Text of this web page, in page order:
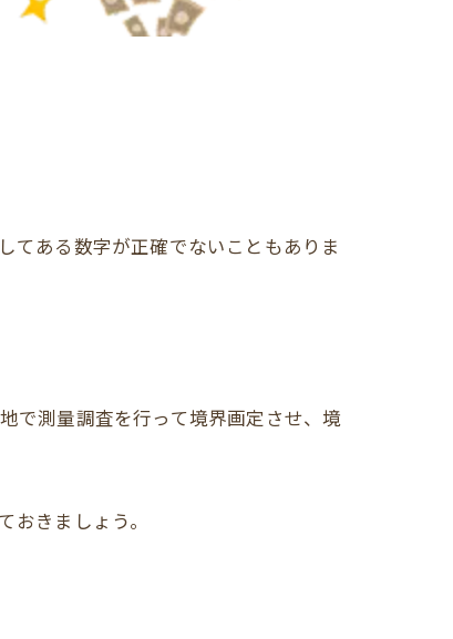
てある数字が正確でないこともありま
で測量調査を行って境界画定させ、境
きましょう。